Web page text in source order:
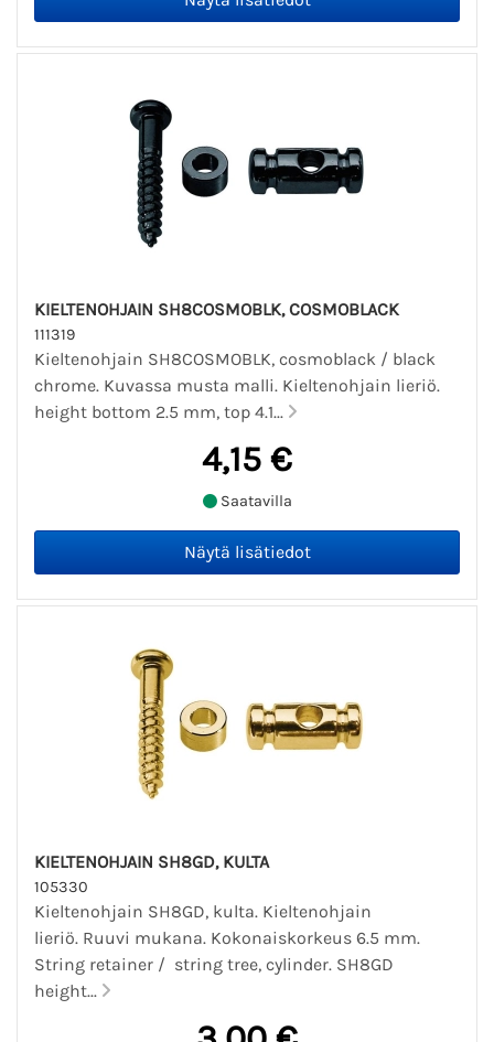
KIELTENOHJAIN SH8COSMOBLK, COSMOBLACK
111319
Kieltenohjain SH8COSMOBLK, cosmoblack / black
chrome. Kuvassa musta malli. Kieltenohjain lieriö.
height bottom 2.5 mm, top 4.1...
4,15 €
Saatavilla
KIELTENOHJAIN SH8GD, KULTA
105330
Kieltenohjain SH8GD, kulta. Kieltenohjain
lieriö. Ruuvi mukana. Kokonaiskorkeus 6.5 mm.
String retainer / string tree, cylinder. SH8GD
height...